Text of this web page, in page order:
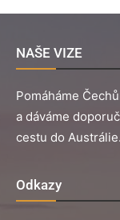
NAŠE VIZE
Pomáháme
a dáváme
cestu do Austrálie.
Odkazy